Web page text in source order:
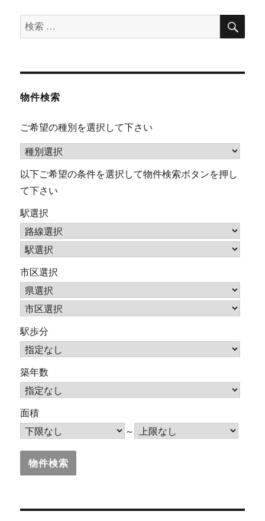
検
索
象:
検
物件検索
ご希望の種別を選択して下さい
以下ご希望の条件を選択して物件検索ボタンを押し
て下さい
駅選択
市区選択
駅歩分
築年数
面積
～